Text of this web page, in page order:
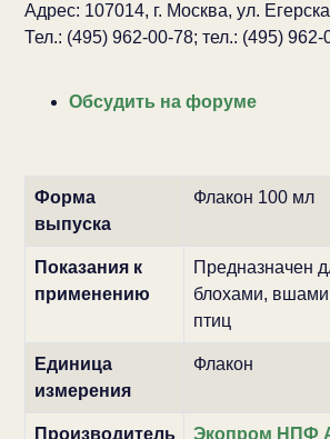
Адрес: 107014, г. Москва, ул.
Тел.: (495) 962-00-78; тел.: (495) 962-
Обсудить на форуме
Форма
выпуска
Флакон 100 мл
Показания к
применению
Предназначен
блохами,
птиц
Единица
измерения
Флакон
Производитель Экопром НПФ